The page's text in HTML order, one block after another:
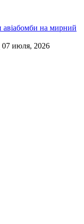
авіабомби на мирний
07 июля, 2026